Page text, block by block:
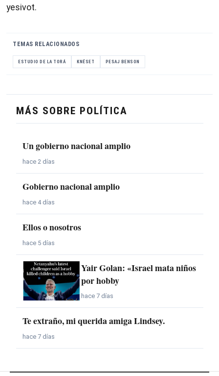
yesivot.
TEMAS RELACIONADOS
ESTUDIO DE LA TORÁ KNÉSET PESAJ BENSON
MÁS SOBRE POLÍTICA
Un gobierno nacional amplio
hace 2 días
Gobierno nacional amplio
hace 4 días
Ellos o nosotros
hace 5 días
Yair Golan: «Israel mata niños
por hobby
hace 7 días
Te extraño, mi querida amiga Lindsey.
hace 7 días